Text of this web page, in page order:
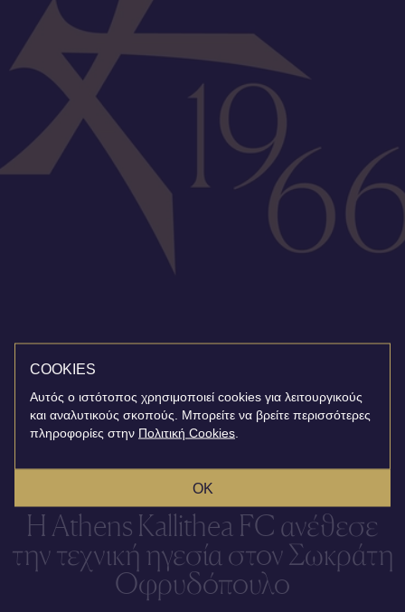
Η Athens Kallithea FC ανέθεσε
την τεχνική ηγεσία στον Σωκράτη
Οφρυδόπουλο
COOKIES
Αυτός ο ιστότοπος χρησιμοποιεί cookies για λειτουργικούς
και αναλυτικούς σκοπούς. Μπορείτε να βρείτε περισσότερες
πληροφορίες στην Πολιτική Cookies
OK